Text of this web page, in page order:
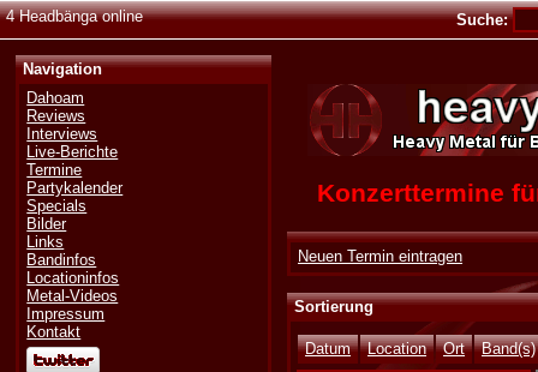
4 Headbänga online Suche:
Navigation
Dahoam
Reviews
Interviews
Live-Berichte
Termine
Partykalender
Specials
Bilder
Links
Bandinfos
Locationinfos
Metal-Videos
Impressum
Kontakt
Konzerttermine
Neuen Termin eintragen
Sortierung
Datum Location Ort Band(s)